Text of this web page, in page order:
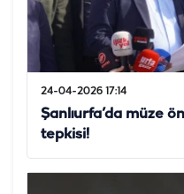
24-04-2026 17:14
Şanlıurfa’da müze
tepkisi!